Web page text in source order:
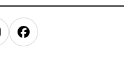
Facebook